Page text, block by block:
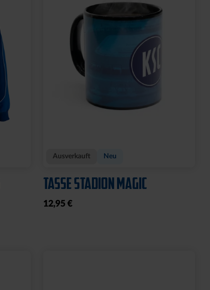
Ausverkauft Neu
TASSE STADION MAGIC
12,95 €